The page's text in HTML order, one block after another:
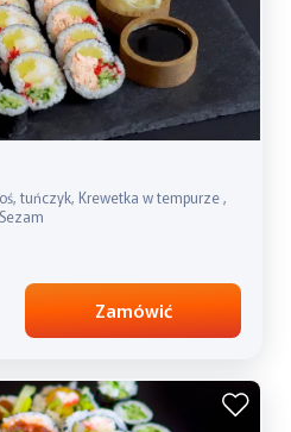
tuńczyk, Krewetka w tempurze ,
Zamówić